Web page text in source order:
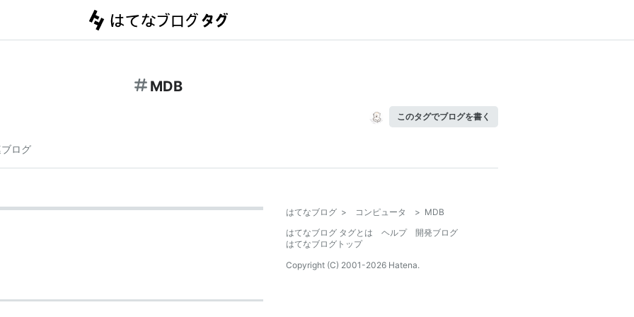
MDB
このタグでブログを書く
ログ
はてなブログ > コンピュータ > MDB
はてなブログ タグとは
ヘルプ
開発ブログ
はてなブログトップ
Copyright (C) 2001-2026 Hatena.